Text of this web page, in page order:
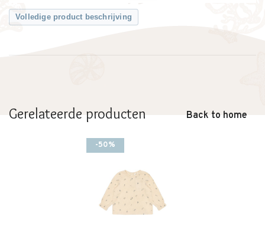
Volledige product beschrijving
Gerelateerde producten Back to home
-50%